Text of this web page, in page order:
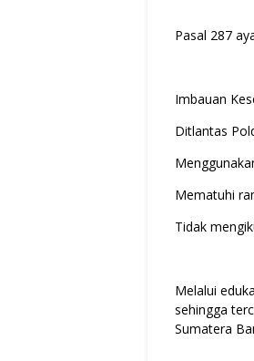
Pasal 287
Imbauan
Ditlantas
Mematuhi
Tidak
Melalui
sehingga
Sumatera